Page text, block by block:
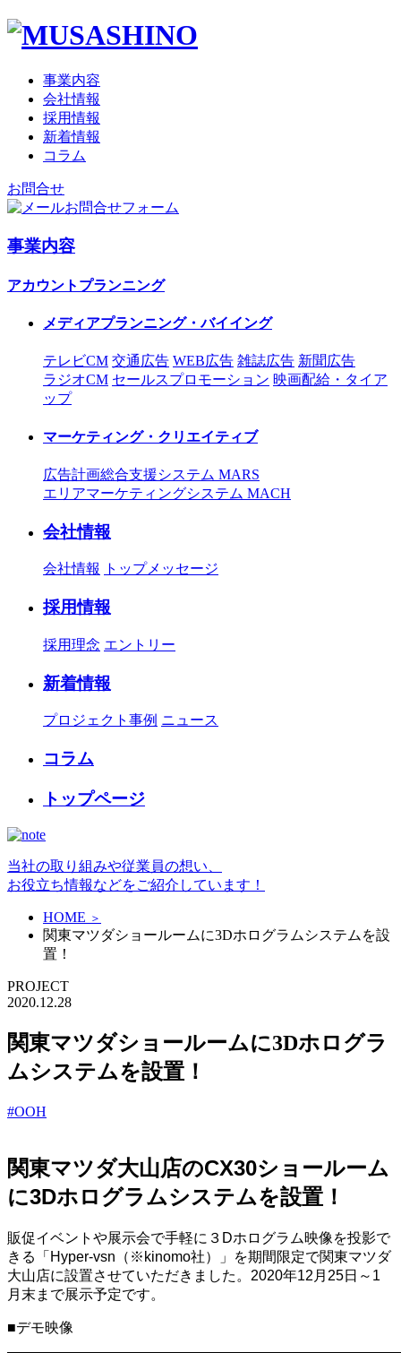
事業内容
会社情報
採用情報
新着情報
コラム
お問合せ
お問合せフォーム
事業内容
アカウントプランニング
メディアプランニング・バイイング
テレビCM 交通広告 WEB広告 雑誌広告 新聞広告
ラジオCM セールスプロモーション 映画配給・タイア
ップ
マーケティング・クリエイティブ
広告計画総合支援システム MARS
エリアマーケティングシステム MACH
会社情報
会社情報 トップメッセージ
採用情報
採用理念 エントリー
新着情報
プロジェクト事例 ニュース
コラム
トップページ
当社の取り組みや従業員の想い、
お役立ち情報などをご紹介しています！
HOME ＞
関東マツダショールームに3Dホログラムシステムを設
置！
PROJECT
2020.12.28
関東マツダショールームに3Dホログラ
ムシステムを設置！
#OOH
関東マツダ大山店のCX30ショールーム
に3Dホログラムシステムを設置！
販促イベントや展示会で手軽に３Dホログラム映像を投影で
きる「Hyper-vsn（※kinomo社）」を期間限定で関東マツダ
大山店に設置させていただきました。2020年12月25日～1
月末まで展示予定です。
■デモ映像